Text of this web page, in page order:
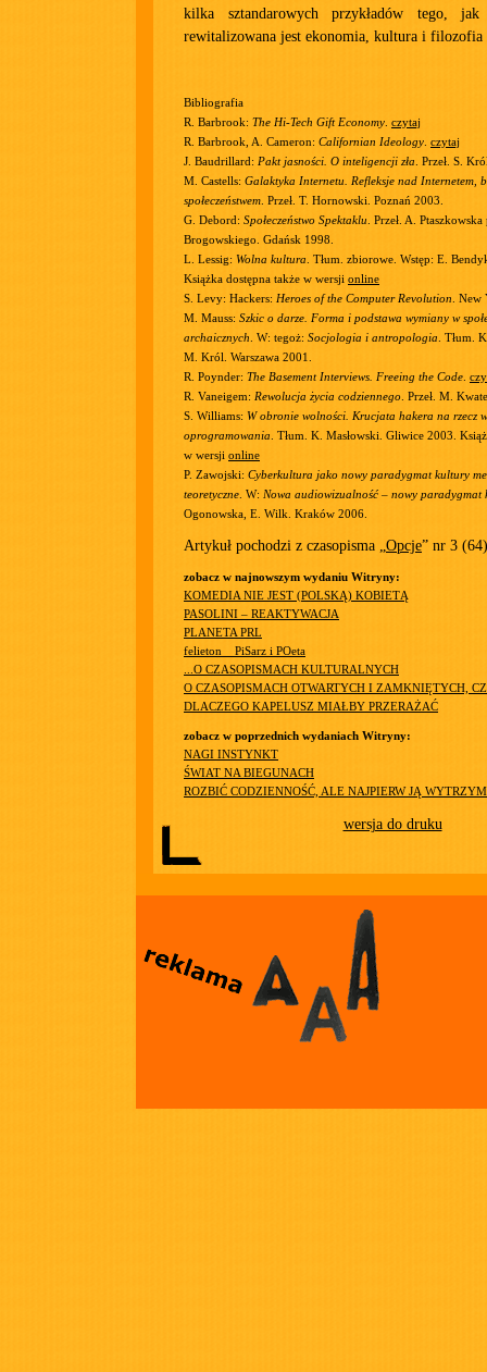
kilka sztandarowych przykładów tego,
rewitalizowana jest ekonomia, kultura i filozofia
Bibliografia
R. Barbrook: The Hi-Tech Gift Economy czytaj
R. Barbrook, A. Cameron: Californian Ideology czytaj
J. Baudrillard: Pakt jasności. O inteligencji zła . Przeł. S.
M. Castells: Galaktyka Internetu. Refleksje nad Internetem,
społeczeństwem . Przeł. T. Hornowski. Poznań 2003.
G. Debord: Społeczeństwo Spektaklu . Przeł. A.
Brogowskiego. Gdańsk 1998.
L. Lessig: Wolna kultura . Tłum. zbiorowe. Wstęp: E.
Książka dostępna także w wersji online
S. Levy: Hackers: Heroes of the Computer Revolution .
M. Mauss: Szkic o darze. Forma i podstawa wymiany w
archaicznych . W: tegoż: Socjologia i antropologia . Tłum.
M. Król. Warszawa 2001.
R. Poynder: The Basement Interviews. Freeing the Code
R. Vaneigem: Rewolucja życia codziennego . Przeł. M.
S. Williams: W obronie wolności. Krucjata hakera na rzecz
oprogramowania . Tłum. K. Masłowski. Gliwice 2003.
w wersji online
P. Zawojski: Cyberkultura jako nowy paradygmat kultury
teoretyczne . W: Nowa audiowizualność – nowy paradygmat
Ogonowska, E. Wilk. Kraków 2006.
Artykuł pochodzi z czasopisma „Opcje” nr 3
zobacz w najnowszym wydaniu Witryny:
KOMEDIA NIE JEST (POLSKĄ) KOBIETĄ
PASOLINI – REAKTYWACJA
PLANETA PRL
felieton__PiSarz i POeta
...O CZASOPISMACH KULTURALNYCH
O CZASOPISMACH OTWARTYCH I ZAMKNIĘTYCH,
DLACZEGO KAPELUSZ MIAŁBY PRZERAŻAĆ
zobacz w poprzednich wydaniach Witryny:
NAGI INSTYNKT
ŚWIAT NA BIEGUNACH
ROZBIĆ CODZIENNOŚĆ, ALE NAJPIERW JĄ
wersja do druku